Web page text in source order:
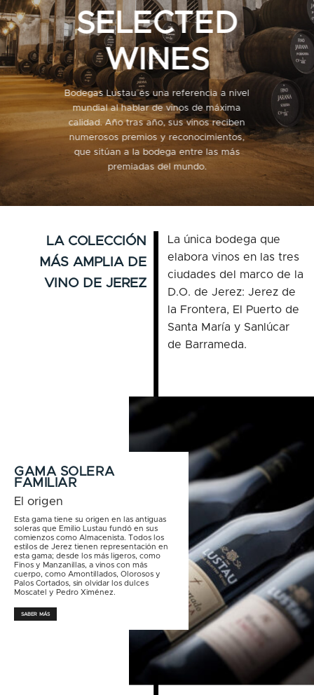
SELECTED
WINES
Bodegas Lustau es una referencia a nivel
mundial al hablar de vinos de máxima
calidad. Año tras año, sus vinos reciben
numerosos premios y reconocimientos,
que sitúan a la bodega entre las más
premiadas del mundo.
LA COLECCIÓN
MÁS AMPLIA DE
VINO DE JEREZ
La única bodega que
elabora vinos en las tres
ciudades del marco de la
D.O. de Jerez: Jerez de
la Frontera, El Puerto de
Santa María y Sanlúcar
de Barrameda.
GAMA SOLERA
FAMILIAR
El origen
Esta gama tiene su origen en las antiguas
soleras que Emilio Lustau fundó en sus
comienzos como Almacenista. Todos los
estilos de Jerez tienen representación en
esta gama; desde los más ligeros, como
Finos y Manzanillas, a vinos con más
cuerpo, como Amontillados, Olorosos y
Palos Cortados, sin olvidar los dulces
Moscatel y Pedro Ximénez.
SABER MÁS